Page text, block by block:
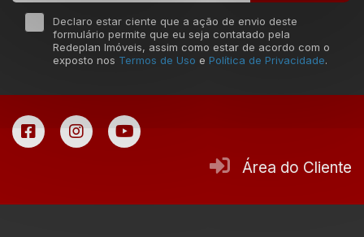
Declaro estar ciente que a ação de envio deste
formulário permite que eu seja contatado pela
Redeplan Imóveis, assim como estar de acordo com o
exposto nos Termos de Uso e Política de Privacidade.
Área do Cliente